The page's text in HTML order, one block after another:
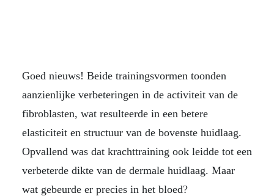
Goed nieuws! Beide trainingsvormen toonden
aanzienlijke verbeteringen in de activiteit van de
fibroblasten, wat resulteerde in een betere
elasticiteit en structuur van de bovenste huidlaag.
Opvallend was dat krachttraining ook leidde tot een
verbeterde dikte van de dermale huidlaag. Maar
wat gebeurde er precies in het bloed?